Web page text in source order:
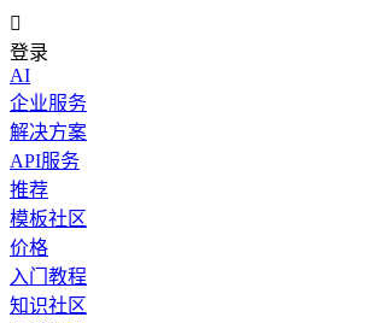

登录
AI
企业服务
解决方案
API服务
推荐
模板社区
价格
入门教程
知识社区